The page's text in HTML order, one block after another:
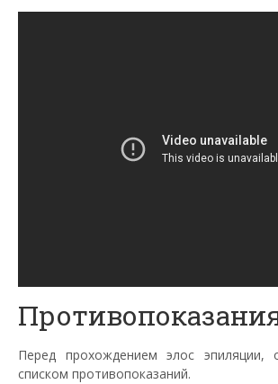
Перед прохождениемэлос эпиляции,
списком противопоказаний.